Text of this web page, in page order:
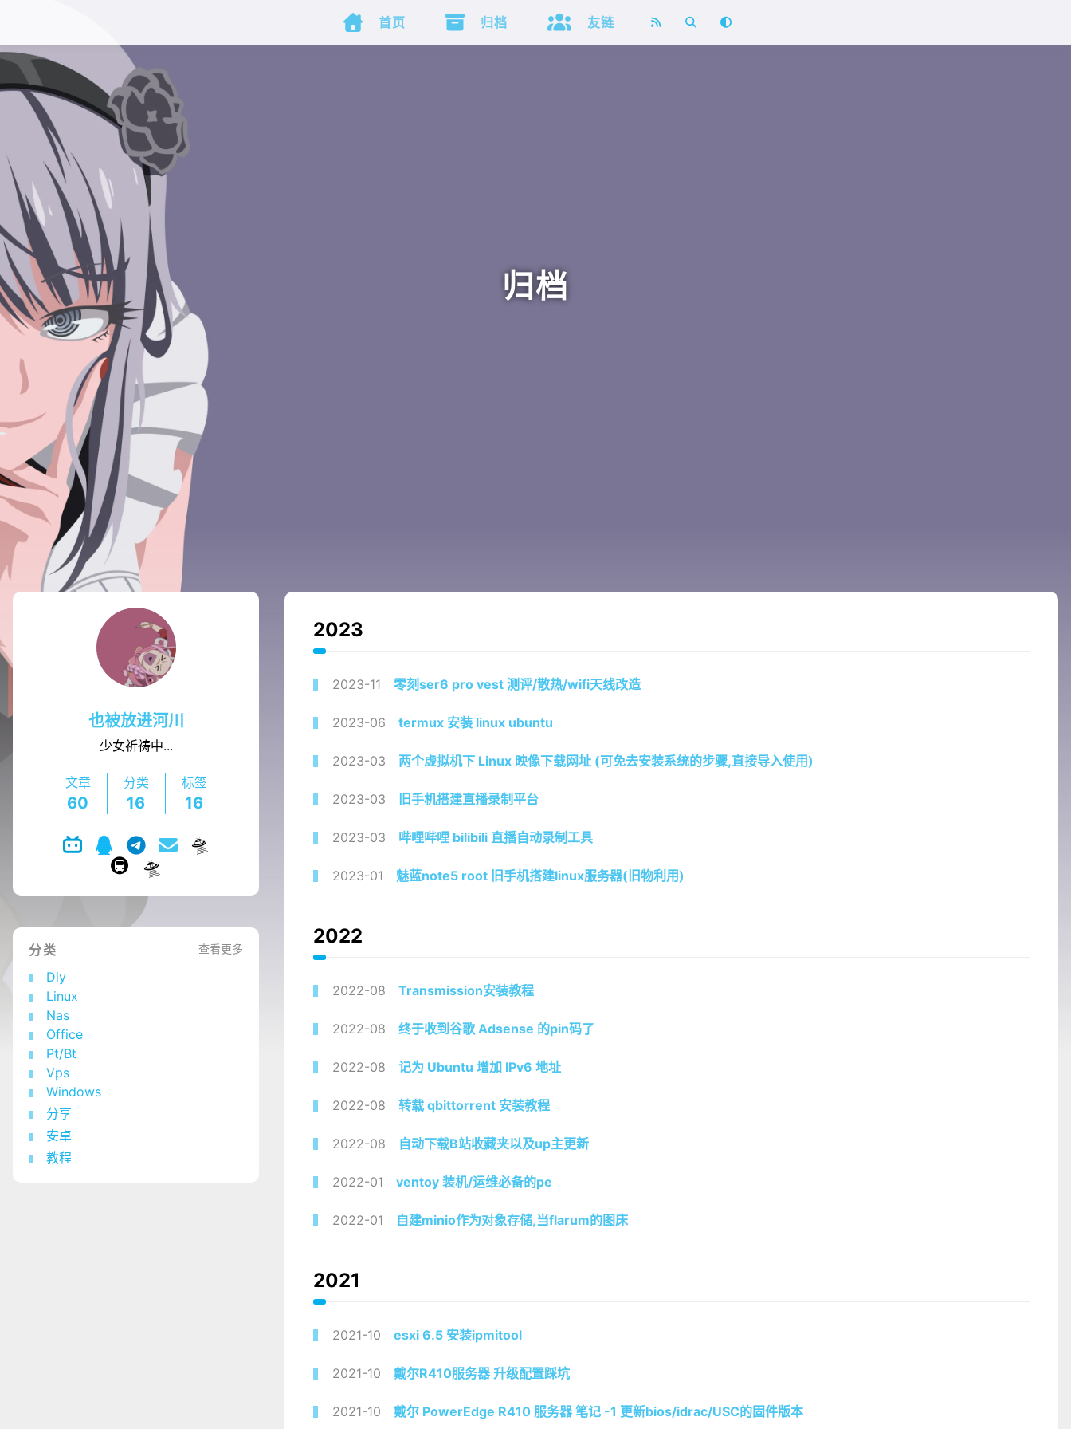
 首页  归档  友链
归档
也被放进河川
少女祈祷中...
文章
60
分类
16
标签
16
分类 查看更多
Diy
Linux
Nas
Office
Pt/Bt
Vps
Windows
分享
安卓
教程
2023
2023-11 零刻ser6 pro vest 测评/散热/wifi天线改造
2023-06 termux 安装 linux ubuntu
2023-03 两个虚拟机下 Linux 映像下载网址 (可免去安装系统的步骤,直接导入使用)
2023-03 旧手机搭建直播录制平台
2023-03 哔哩哔哩 bilibili 直播自动录制工具
2023-01 魅蓝note5 root 旧手机搭建linux服务器(旧物利用)
2022
2022-08 Transmission安装教程
2022-08 终于收到谷歌 Adsense 的pin码了
2022-08 记为 Ubuntu 增加 IPv6 地址
2022-08 转载 qbittorrent 安装教程
2022-08 自动下载B站收藏夹以及up主更新
2022-01 ventoy 装机/运维必备的pe
2022-01 自建minio作为对象存储,当flarum的图床
2021
2021-10 esxi 6.5 安装ipmitool
2021-10 戴尔R410服务器 升级配置踩坑
2021-10 戴尔 PowerEdge R410 服务器 笔记 -1 更新bios/idrac/USC的固件版本